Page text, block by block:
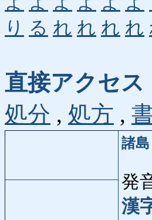
り る れ れ れ れ
直接アクセス
処分 , 処方 ,
諸島
発
漢